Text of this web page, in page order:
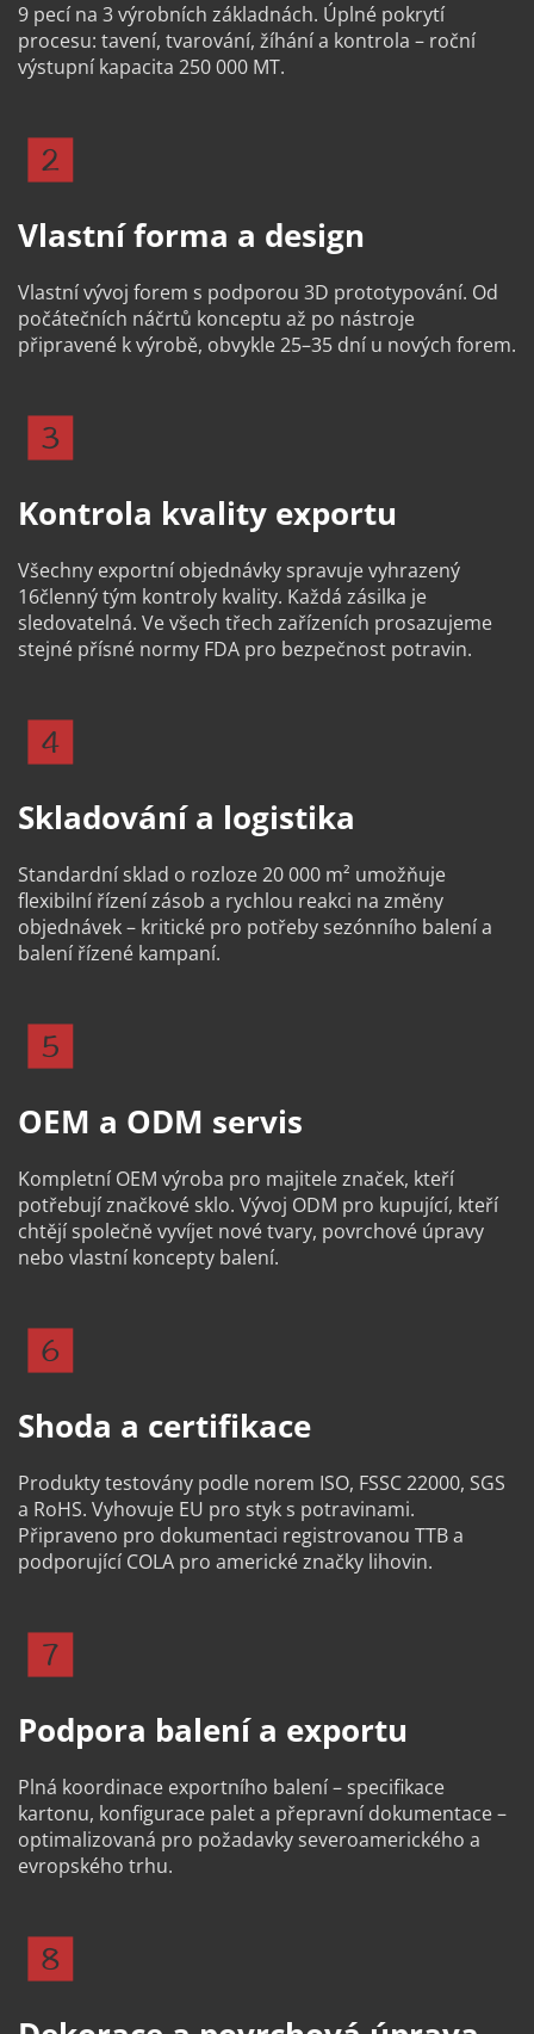
9 pecí na 3 výrobních základnách. Úplné pokrytí
procesu: tavení, tvarování, žíhání a kontrola – roční
výstupní kapacita 250 000 MT.
Vlastní forma a design
Vlastní vývoj forem s podporou 3D prototypování. Od
počátečních náčrtů konceptu až po nástroje
připravené k výrobě, obvykle 25–35 dní u nových forem.
Kontrola kvality exportu
Všechny exportní objednávky spravuje vyhrazený
16členný tým kontroly kvality. Každá zásilka je
sledovatelná. Ve všech třech zařízeních prosazujeme
stejné přísné normy FDA pro bezpečnost potravin.
Skladování a logistika
Standardní sklad o rozloze 20 000 m² umožňuje
flexibilní řízení zásob a rychlou reakci na změny
objednávek – kritické pro potřeby sezónního balení a
balení řízené kampaní.
OEM a ODM servis
Kompletní OEM výroba pro majitele značek, kteří
potřebují značkové sklo. Vývoj ODM pro kupující, kteří
chtějí společně vyvíjet nové tvary, povrchové úpravy
nebo vlastní koncepty balení.
Shoda a certifikace
Produkty testovány podle norem ISO, FSSC 22000, SGS
a RoHS. Vyhovuje EU pro styk s potravinami.
Připraveno pro dokumentaci registrovanou TTB a
podporující COLA pro americké značky lihovin.
Podpora balení a exportu
Plná koordinace exportního balení – specifikace
kartonu, konfigurace palet a přepravní dokumentace –
optimalizovaná pro požadavky severoamerického a
evropského trhu.